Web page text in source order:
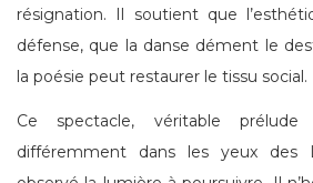
résignation. Il soutient que
défense, que la danse dément le
la poésie peut restaurer le tissu social.
Ce spectacle, véritable
différemment dans les yeux des